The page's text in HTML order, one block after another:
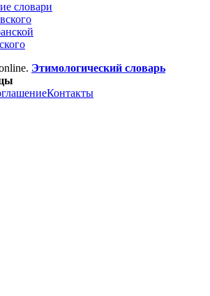
словари
Этимологический словарь
Контакты